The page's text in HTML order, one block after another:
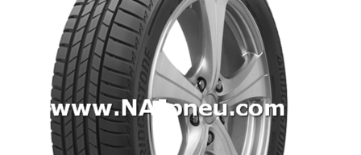
Dodávkové + malé úžitkové
Celoročné pneumatiky
Osobné/crossover + malé úžitkové
SUV/crossover + OFFRoad-ové